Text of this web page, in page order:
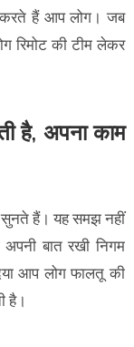
करते हैं आप लोग। जब
की टीम लेकर
है, अपना काम
सुनते हैं। यह समझ नहीं
बात रखी निगम
आप लोग फालतू की
है।